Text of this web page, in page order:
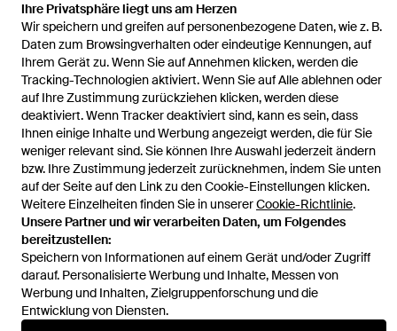
Ihre Privatsphäre liegt uns am Herzen
Wir speichern und greifen auf personenbezogene Daten, wie z. B.
Daten zum Browsingverhalten oder eindeutige Kennungen, auf
Ihrem Gerät zu. Wenn Sie auf Annehmen klicken, werden die
Tracking-Technologien aktiviert. Wenn Sie auf Alle ablehnen oder
auf Ihre Zustimmung zurückziehen klicken, werden diese
deaktiviert. Wenn Tracker deaktiviert sind, kann es sein, dass
Ihnen einige Inhalte und Werbung angezeigt werden, die für Sie
weniger relevant sind. Sie können Ihre Auswahl jederzeit ändern
bzw. Ihre Zustimmung jederzeit zurücknehmen, indem Sie unten
auf der Seite auf den Link zu den Cookie-Einstellungen klicken.
Weitere Einzelheiten finden Sie in unsererCookie-Richtlinie.
Unsere Partner und wir verarbeiten Daten, um Folgendes
bereitzustellen:
Speichern von Informationen auf einem Gerät und/oder Zugriff
darauf. Personalisierte Werbung und Inhalte, Messen von
Werbung und Inhalten, Zielgruppenforschung und die
Entwicklung von Diensten.
Startseite Herren T-Shirt und Polos
Lacoste T-Shirt und Polos
Slim Fit Herren Polo -Hemd
Hilfe und Informationen